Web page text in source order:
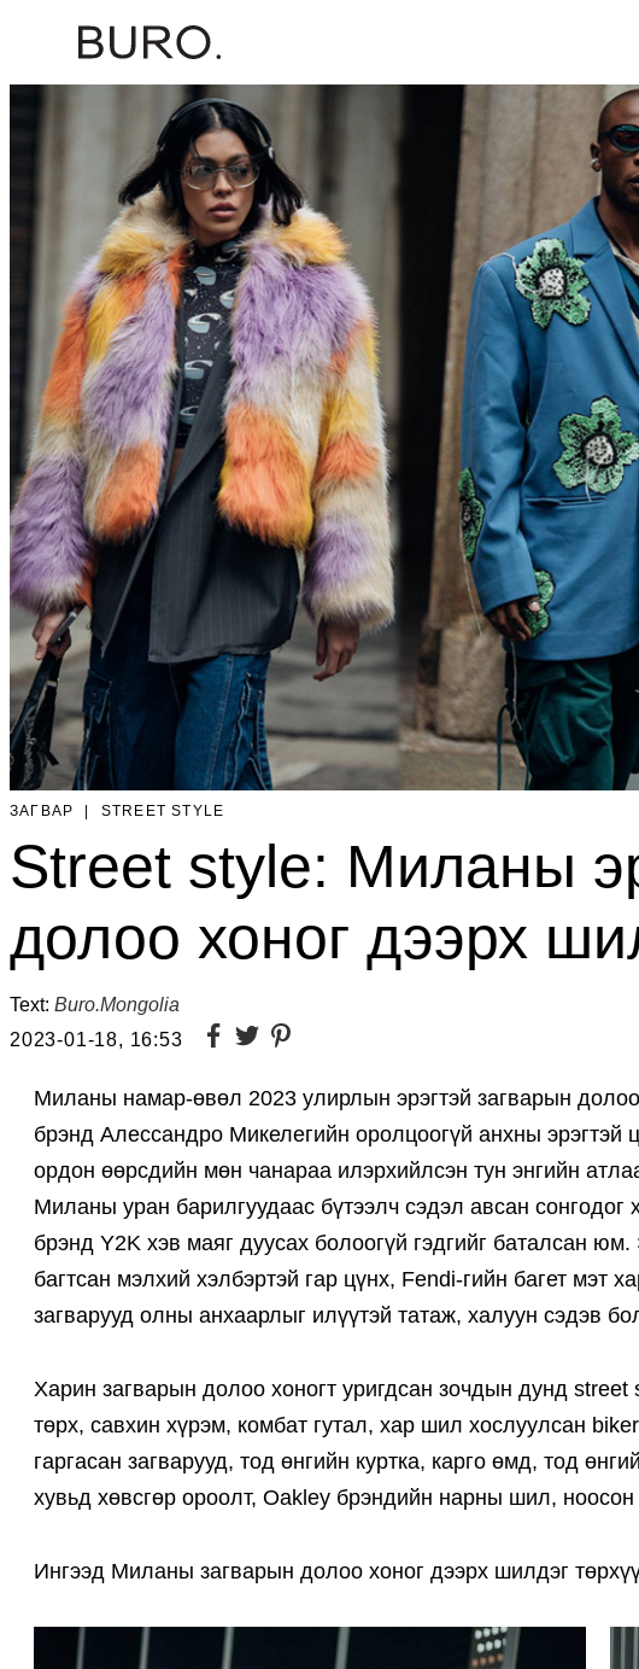
ЗАГВАР STREET STYLE
Street style: Миланы
долоо хоног дээрх
Text: Buro.Mongolia
2023-01-18, 16:53
Миланы намар-өвөл 2023 улирлын эрэгтэй загварын
брэнд Алессандро Микелегийн оролцоогүй анхны эрэгтэй
ордон өөрсдийн мөн чанараа илэрхийлсэн тун энгийн
Миланы уран барилгуудаас бүтээлч сэдэл авсан сонгодог
брэнд Y2K хэв маяг дуусах болоогүй гэдгийг баталсан
багтсан мэлхий хэлбэртэй гар цүнх, Fendi-гийн багет мэт
загварууд олны анхаарлыг илүүтэй татаж, халуун сэдэв
Харин загварын долоо хоногт уригдсан зочдын дунд
төрх, савхин хүрэм, комбат гутал, хар шил хослуулсан
гаргасан загварууд, тод өнгийн куртка, карго өмд, тод
хувьд хөвсгөр ороолт, Oakley брэндийн нарны шил, ноосон
Ингээд Миланы загварын долоо хоног дээрх шилдэг